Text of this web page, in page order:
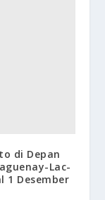
di Depan
Lac-
1 Desember